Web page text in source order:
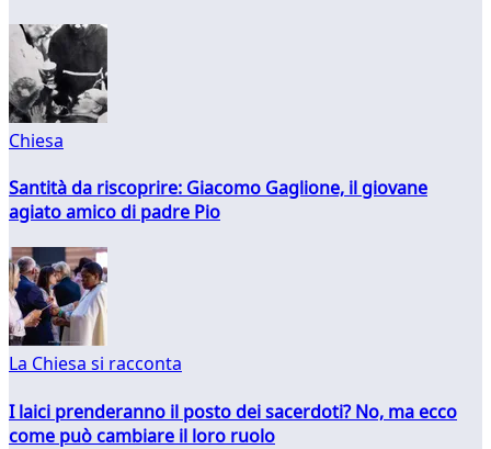
Chiesa
Santità da riscoprire: Giacomo Gaglione, il giovane
agiato amico di padre Pio
La Chiesa si racconta
I laici prenderanno il posto dei sacerdoti? No, ma ecco
come può cambiare il loro ruolo